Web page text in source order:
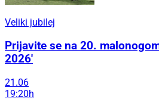
Veliki jubilej
Prijavite se na 20.
2026'
21.06
19:20h